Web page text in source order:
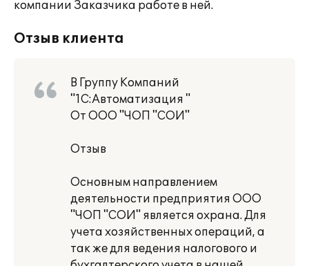
компании Заказчика работе в ней.
Отзыв клиента
В Группу Компаний
"1С:Автоматизация "
От ООО "ЧОП "СОИ"
Отзыв
Основным направлением
деятельности предприятия ООО
"ЧОП "СОИ" является охрана. Для
учета хозяйственных операций, а
так же для ведения налогового и